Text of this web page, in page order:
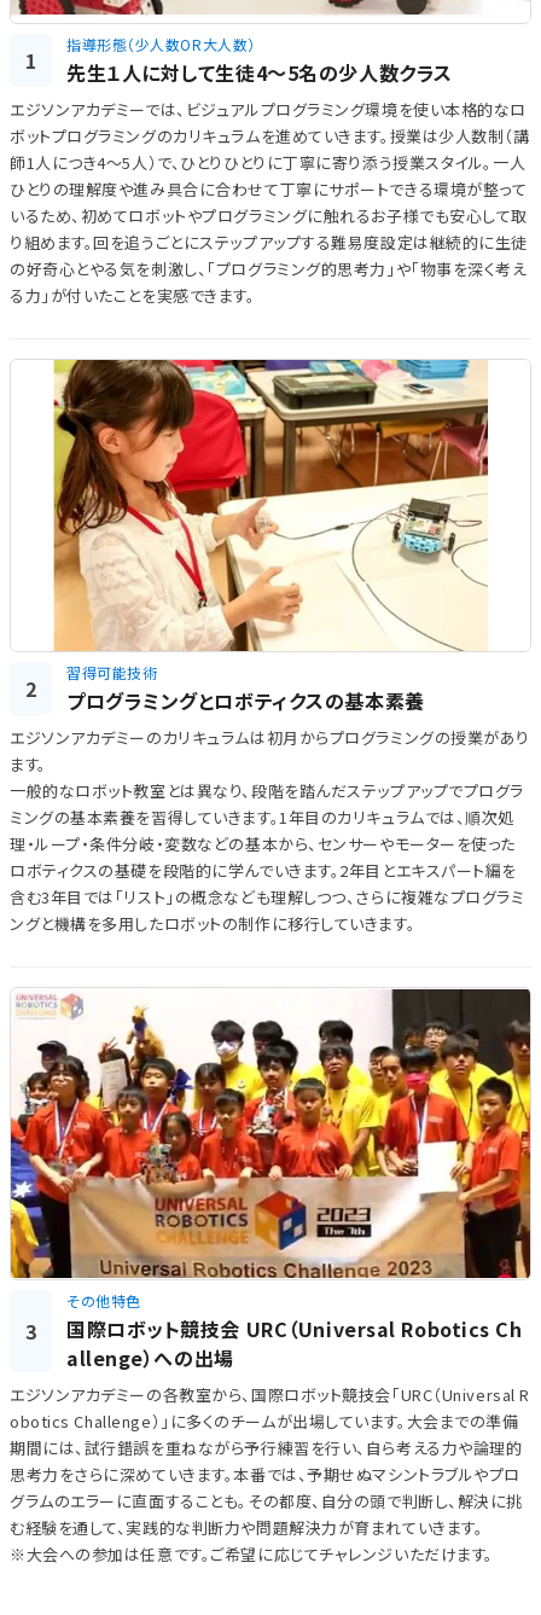
1
指導形態（少人数OR大人数）
先生１人に対して生徒4～5名の少人数クラス
エジソンアカデミーでは、ビジュアルプログラミング環境を使い本格的なロ
ボットプログラミングのカリキュラムを進めていきます。授業は少人数制（講
師1人につき4～5人）で、ひとりひとりに丁寧に寄り添う授業スタイル。一人
ひとりの理解度や進み具合に合わせて丁寧にサポートできる環境が整って
いるため、初めてロボットやプログラミングに触れるお子様でも安心して取
り組めます。回を追うごとにステップアップする難易度設定は継続的に生徒
の好奇心とやる気を刺激し、「プログラミング的思考力」や「物事を深く考え
る力」が付いたことを実感できます。
2
習得可能技術
プログラミングとロボティクスの基本素養
エジソンアカデミーのカリキュラムは初月からプログラミングの授業があり
ます。
一般的なロボット教室とは異なり、段階を踏んだステップアップでプログラ
ミングの基本素養を習得していきます。1年目のカリキュラムでは、順次処
理・ループ・条件分岐・変数などの基本から、センサーやモーターを使った
ロボティクスの基礎を段階的に学んでいきます。2年目とエキスパート編を
含む3年目では「リスト」の概念なども理解しつつ、さらに複雑なプログラミ
ングと機構を多用したロボットの制作に移行していきます。
3
その他特色
国際ロボット競技会 URC（Universal Robotics Ch
allenge）への出場
エジソンアカデミーの各教室から、国際ロボット競技会「URC（Universal R
obotics Challenge）」に多くのチームが出場しています。大会までの準備
期間には、試行錯誤を重ねながら予行練習を行い、自ら考える力や論理的
思考力をさらに深めていきます。本番では、予期せぬマシントラブルやプロ
グラムのエラーに直面することも。その都度、自分の頭で判断し、解決に挑
む経験を通して、実践的な判断力や問題解決力が育まれていきます。
※大会への参加は任意です。ご希望に応じてチャレンジいただけます。